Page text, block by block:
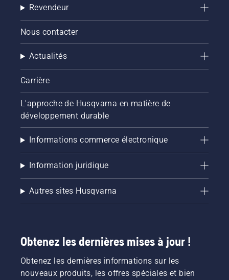
Revendeur
Nous contacter
Actualités
Carrière
L'approche de Husqvarna en matière de
développement durable
Informations commerce électronique
Information juridique
Autres sites Husqvarna
Obtenez les dernières mises à jour !
Obtenez les dernières informations sur les
nouveaux produits, les offres spéciales et bien